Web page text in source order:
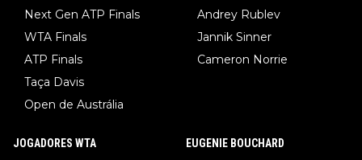
Next Gen ATP Finals
WTA Finals
ATP Finals
Taça Davis
Open de Austrália
Andrey Rublev
Jannik Sinner
Cameron Norrie
JOGADORES WTA EUGENIE BOUCHARD